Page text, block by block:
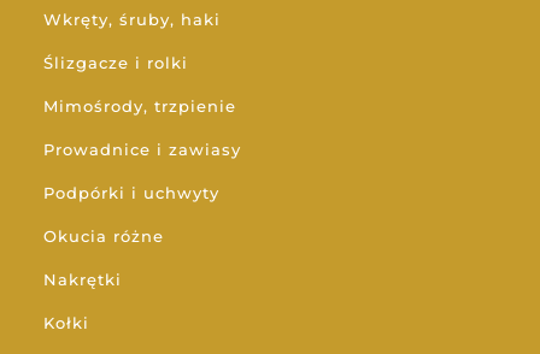
Wkręty, śruby, haki
Ślizgacze i rolki
Mimośrody, trzpienie
Prowadnice i zawiasy
Podpórki i uchwyty
Okucia różne
Nakrętki
Kołki